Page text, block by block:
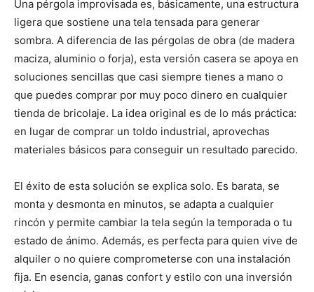
Una pérgola improvisada es, básicamente, una estructura
ligera que sostiene una tela tensada para generar
sombra. A diferencia de las pérgolas de obra (de madera
maciza, aluminio o forja), esta versión casera se apoya en
soluciones sencillas que casi siempre tienes a mano o
que puedes comprar por muy poco dinero en cualquier
tienda de bricolaje. La idea original es de lo más práctica:
en lugar de comprar un toldo industrial, aprovechas
materiales básicos para conseguir un resultado parecido.
El éxito de esta solución se explica solo. Es barata, se
monta y desmonta en minutos, se adapta a cualquier
rincón y permite cambiar la tela según la temporada o tu
estado de ánimo. Además, es perfecta para quien vive de
alquiler o no quiere comprometerse con una instalación
fija. En esencia, ganas confort y estilo con una inversión